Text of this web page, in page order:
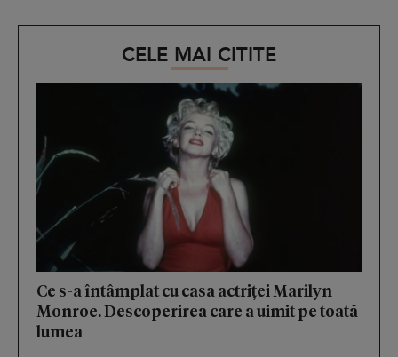
CELE MAI CITITE
Ce s-a întâmplat cu casa actriței Marilyn
Monroe. Descoperirea care a uimit pe toată
lumea